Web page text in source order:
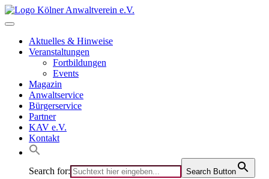
Skip
to
Aktuelles & Hinweise
Veranstaltungen
Fortbildungen
Events
Magazin
Anwaltservice
Bürgerservice
Partner
KAV e.V.
Kontakt
Search for: Search Button